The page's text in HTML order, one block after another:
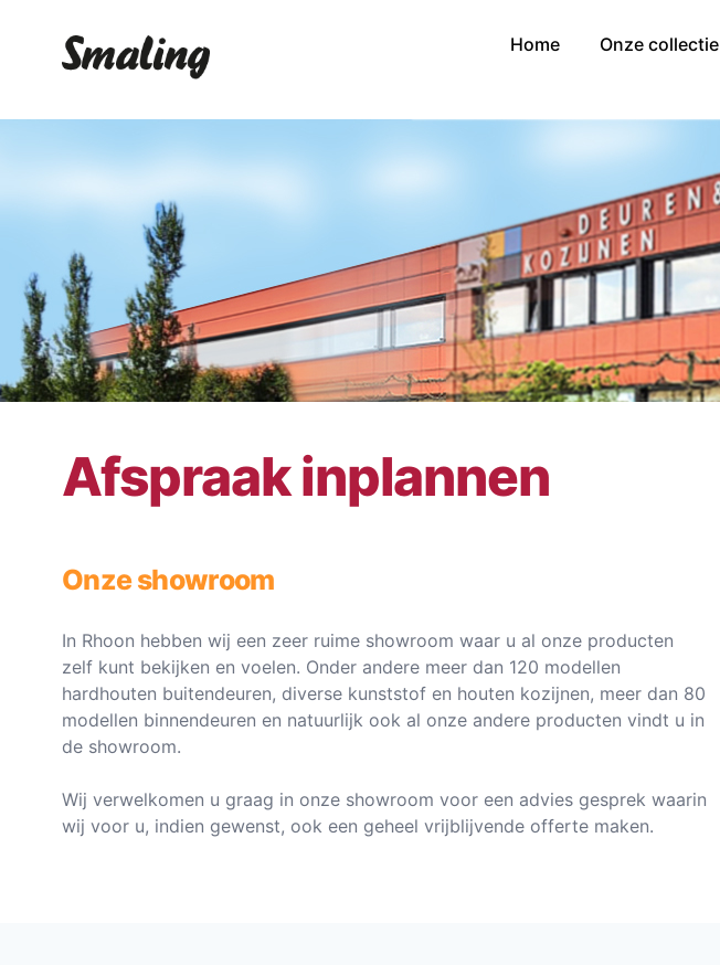
Home Onze collectie
Afspraak inplannen
Onze showroom
In Rhoon hebben wij een zeer ruime showroom waar u al onze producten
zelf kunt bekijken en voelen. Onder andere meer dan 120 modellen
hardhouten buitendeuren, diverse kunststof en houten kozijnen, meer dan 80
modellen binnendeuren en natuurlijk ook al onze andere producten vindt u in
de showroom.
Wij verwelkomen u graag in onze showroom voor een advies gesprek waarin
wij voor u, indien gewenst, ook een geheel vrijblijvende offerte maken.